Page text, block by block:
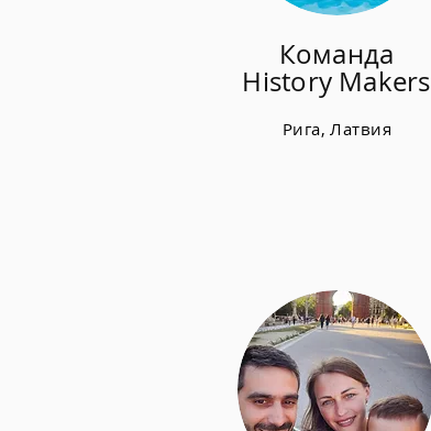
Команда
History Makers
Рига, Латвия